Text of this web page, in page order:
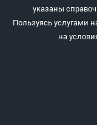
указаны
Пользуясь услугами
на